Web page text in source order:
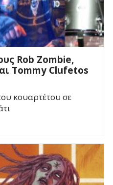
Rob Zombie,
Tommy Clufetos
κουαρτέτου σε